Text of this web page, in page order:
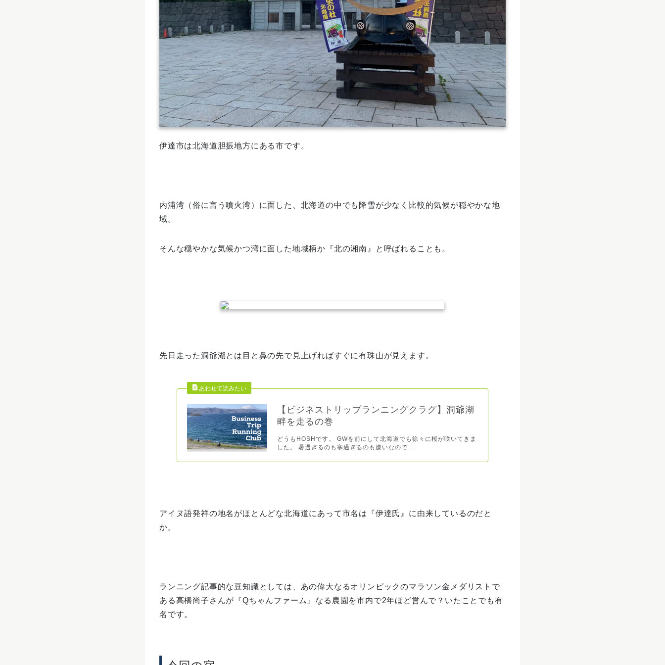
伊達市は北海道胆振地方にある市です。
内浦湾（俗に言う噴火湾）に面した、北海道の中でも降雪が少なく比較的気候が穏やかな地
域。
そんな穏やかな気候かつ湾に面した地域柄か『北の湘南』と呼ばれることも。
先日走った洞爺湖とは目と鼻の先で見上げればすぐに有珠山が見えます。
【ビジネストリップランニングクラグ】洞爺湖
畔を走るの巻
どうもHOSHです。 GWを前にして北海道でも徐々に桜が咲いてきま
した。 暑過ぎるのも寒過ぎるのも嫌いなので...
アイヌ語発祥の地名がほとんどな北海道にあって市名は『伊達氏』に由来しているのだと
か。
ランニング記事的な豆知識としては、あの偉大なるオリンピックのマラソン金メダリストで
ある高橋尚子さんが『Qちゃんファーム』なる農園を市内で2年ほど営んで？いたことでも有
名です。